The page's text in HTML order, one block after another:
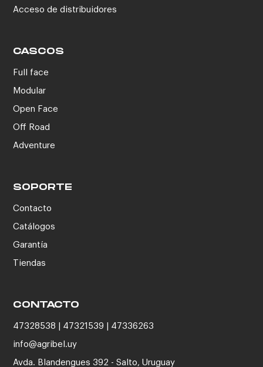
Acceso de distribuidores
CASCOS
Full face
Modular
Open Face
Off Road
Adventure
SOPORTE
Contacto
Catálogos
Garantía
Tiendas
CONTACTO
47328538 | 47321539 | 47336263
info@agribel.uy
Avda. Blandengues 392 - Salto, Uruguay